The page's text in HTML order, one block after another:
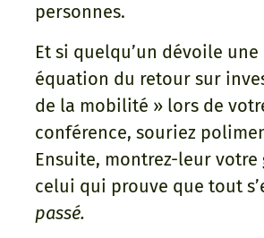
personnes.
Et si quelqu’un dévoile
équation du retour sur
de la mobilité » lors de
conférence, souriez
Ensuite, montrez-leur votre
celui qui prouve que tout
passé.